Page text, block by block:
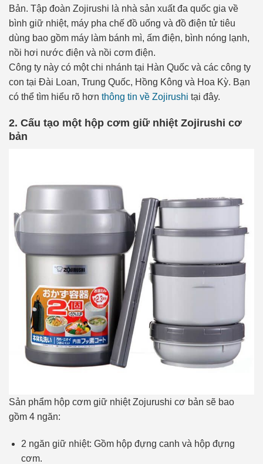
Bản. Tập đoàn Zojirushi là nhà sản xuất đa quốc gia về
bình giữ nhiệt, máy pha chế đồ uống và đồ điện tử tiêu
dùng bao gồm máy làm bánh mì, ấm điện, bình nóng lạnh,
nồi hơi nước điện và nồi cơm điện.
Công ty này có một chi nhánh tại Hàn Quốc và các công ty
con tại Đài Loan, Trung Quốc, Hồng Kông và Hoa Kỳ. Bạn
có thể tìm hiểu rõ hơn thông tin về Zojirushi tại đây.
2. Cấu tạo một hộp cơm giữ nhiệt Zojirushi cơ
bản
Sản phẩm hộp cơm giữ nhiệt Zojurushi cơ bản sẽ bao
gồm 4 ngăn:
2 ngăn giữ nhiệt: Gồm hộp đựng canh và hộp đựng
cơm.